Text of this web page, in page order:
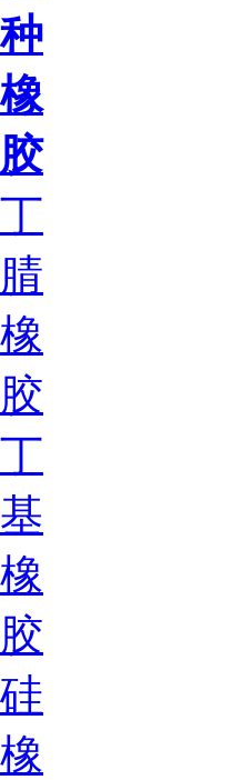
种
橡
胶
丁
腈
橡
胶
丁
基
橡
胶
硅
橡